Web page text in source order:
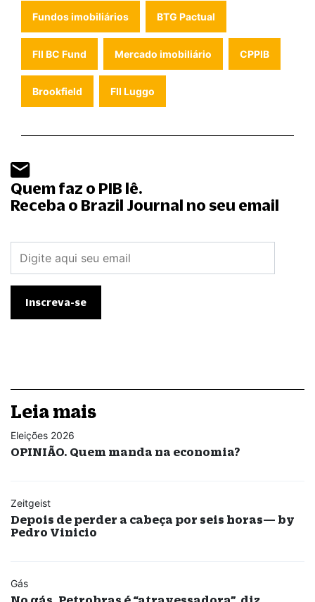
Fundos imobiliários BTG Pactual
FII BC Fund Mercado imobiliário CPPIB
Brookfield FII Luggo
Quem faz o PIB lê.
Receba o Brazil Journal no seu email
Leia mais
Eleições 2026
OPINIÃO. Quem manda na economia?
Zeitgeist
Depois de perder a cabeça por seis horas— by
Pedro Vinicio
Gás
No gás, Petrobras é “atravessadora”, diz